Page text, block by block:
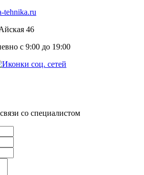
tehnika.ru
46
с 9:00 до 19:00
со специалистом